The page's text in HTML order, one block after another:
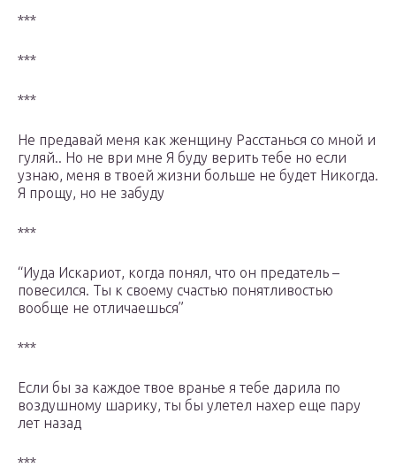
***
***
***
Не предавай меня как женщину Расстанься со мной и
гуляй.. Но не ври мне Я буду верить тебе но если
узнаю, меня в твоей жизни больше не будет Никогда.
Я прощу, но не забуду
***
“Иуда Искариот, когда понял, что он предатель –
повесился. Ты к своему счастью понятливостью
вообще не отличаешься”
***
Если бы за каждое твое вранье я тебе дарила по
воздушному шарику, ты бы улетел нахер еще пару
лет назад
***